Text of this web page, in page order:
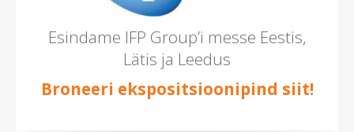
Esindame IFP Group’i messe Eestis,
Lätis ja Leedus
Broneeri ekspositsioonipind siit!